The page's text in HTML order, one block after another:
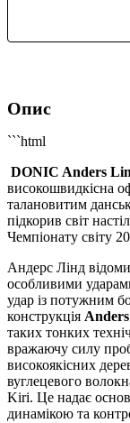
Опис
```html
DONIC Anders
високошвидкісна
талановитим
підкорив світ
Чемпіонату світу
Андерс Лінд
особливими
удар із потужним
конструкція
таких тонких
вражаючу силу
високоякісних
вуглецевого
Kiri. Це надає
динамікою та